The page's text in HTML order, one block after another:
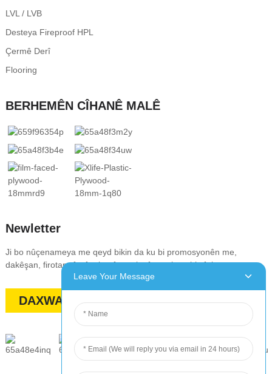
LVL / LVB
Desteya Fireproof HPL
Çermê Derî
Flooring
BERHEMÊN CÎHANÊ MALÊ
Newletter
Ji bo nûçenameya me qeyd bikin da ku bi promosyonên me,
dakêşan, firotan, û pêşniyarên taybetî re rojane bimînin
DAXWAZÎ QUOTE
Leave Your Message